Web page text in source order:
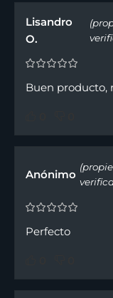
Lisandro
O.
Buen producto,
Anónimo
Perfecto